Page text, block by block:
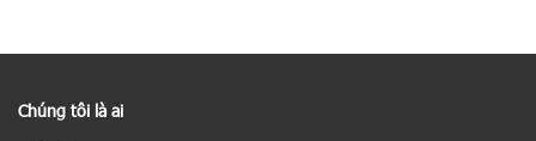
Chúng tôi là ai